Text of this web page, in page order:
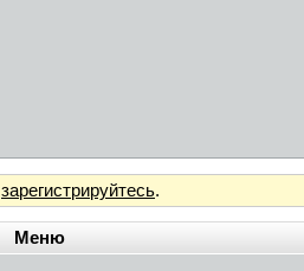
зарегистрируйтесь.
Меню